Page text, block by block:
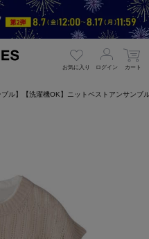
お気に入り ログイン カート
ブル】【洗濯機OK】ニットベストアンサン